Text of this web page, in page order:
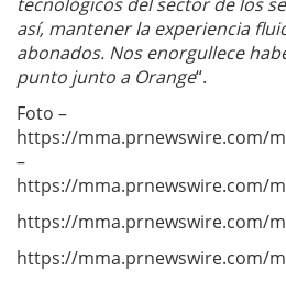
así, mantener la experiencia
abonados. Nos enorgullece
punto junto a Orange“.
Foto –
https://mma.prnewswire.com/
–
https://mma.prnewswire.com/
https://mma.prnewswire.com/
https://mma.prnewswire.com/